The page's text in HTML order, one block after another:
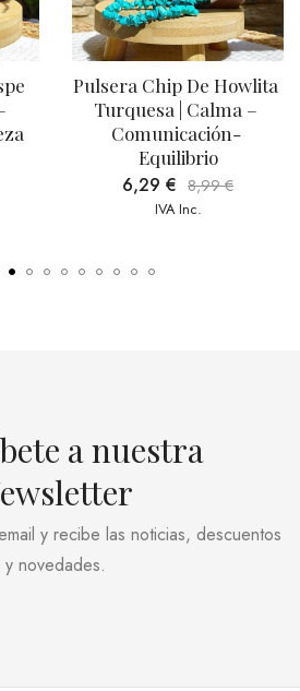
Pulsera Chip De Howlita
Turquesa | Calma –
Comunicación-
Equilibrio
6,29€ 8,99€
IVA Inc.
a nuestra
y recibe las noticias, descuentos
y novedades.